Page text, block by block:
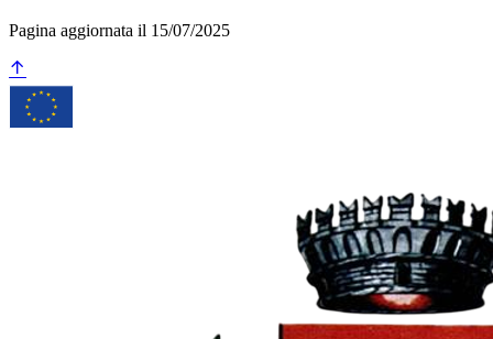
Pagina aggiornata il 15/07/2025